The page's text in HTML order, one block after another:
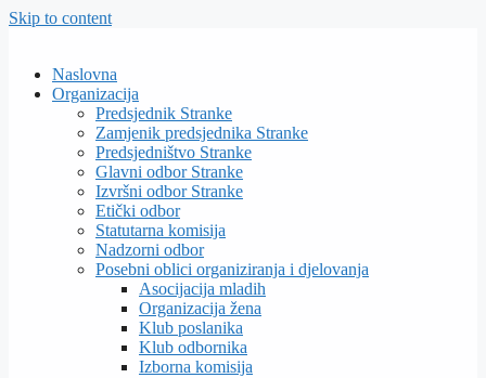
Skip to content
Naslovna
Organizacija
Predsjednik Stranke
Zamjenik predsjednika Stranke
Predsjedništvo Stranke
Glavni odbor Stranke
Izvršni odbor Stranke
Etički odbor
Statutarna komisija
Nadzorni odbor
Posebni oblici organiziranja i djelovanja
Asocijacija mladih
Organizacija žena
Klub poslanika
Klub odbornika
Izborna komisija